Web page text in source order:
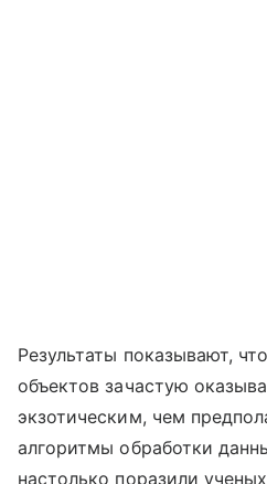
Результаты показывают,
объектов зачастую
экзотическим, чем
алгоритмы обработки
настолько поразили